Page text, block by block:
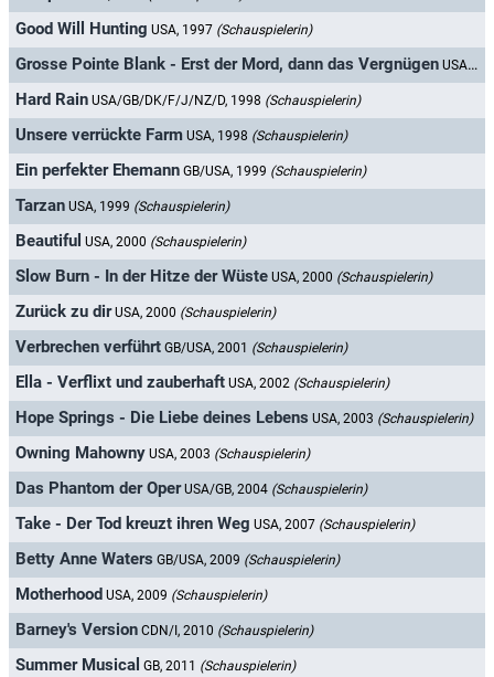
Good Will Hunting USA, 1997 (Schauspielerin)
Grosse Pointe Blank - Erst der Mord, dann das Vergnügen USA, 1997
Hard Rain USA/GB/DK/F/J/NZ/D, 1998 (Schauspielerin)
Unsere verrückte Farm USA, 1998 (Schauspielerin)
Ein perfekter Ehemann GB/USA, 1999 (Schauspielerin)
Tarzan USA, 1999 (Schauspielerin)
Beautiful USA, 2000 (Schauspielerin)
Slow Burn - In der Hitze der Wüste USA, 2000 (Schauspielerin)
Zurück zu dir USA, 2000 (Schauspielerin)
Verbrechen verführt GB/USA, 2001 (Schauspielerin)
Ella - Verflixt und zauberhaft USA, 2002 (Schauspielerin)
Hope Springs - Die Liebe deines Lebens USA, 2003 (Schauspielerin)
Owning Mahowny USA, 2003 (Schauspielerin)
Das Phantom der Oper USA/GB, 2004 (Schauspielerin)
Take - Der Tod kreuzt ihren Weg USA, 2007 (Schauspielerin)
Betty Anne Waters GB/USA, 2009 (Schauspielerin)
Motherhood USA, 2009 (Schauspielerin)
Barney's Version CDN/I, 2010 (Schauspielerin)
Summer Musical GB, 2011 (Schauspielerin)